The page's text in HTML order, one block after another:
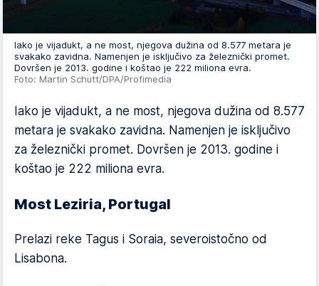
Iako je vijadukt, a ne most, njegova dužina od 8.577 metara je
svakako zavidna. Namenjen je isključivo za železnički promet.
Dovršen je 2013. godine i koštao je 222 miliona evra.
Foto: Martin Schutt/DPA/Profimedia
Iako je vijadukt, a ne most, njegova dužina od 8.577
metara je svakako zavidna. Namenjen je isključivo
za železnički promet. Dovršen je 2013. godine i
koštao je 222 miliona evra.
Most Leziria, Portugal
Prelazi reke Tagus i Soraia, severoistočno od
Lisabona.